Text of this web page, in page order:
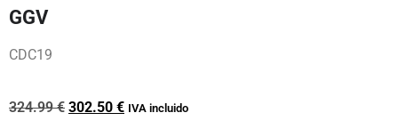
GGV
CDC19
324.99€ 302.50 € IVA incluido